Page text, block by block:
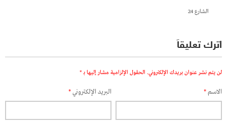
الشارع 24
اترك تعليقاً
لن يتم نشر عنوان بريدك الإلكتروني. الحقول الإلزامية مشار إليها بـ *
الاسم* البريد الإلكتروني*